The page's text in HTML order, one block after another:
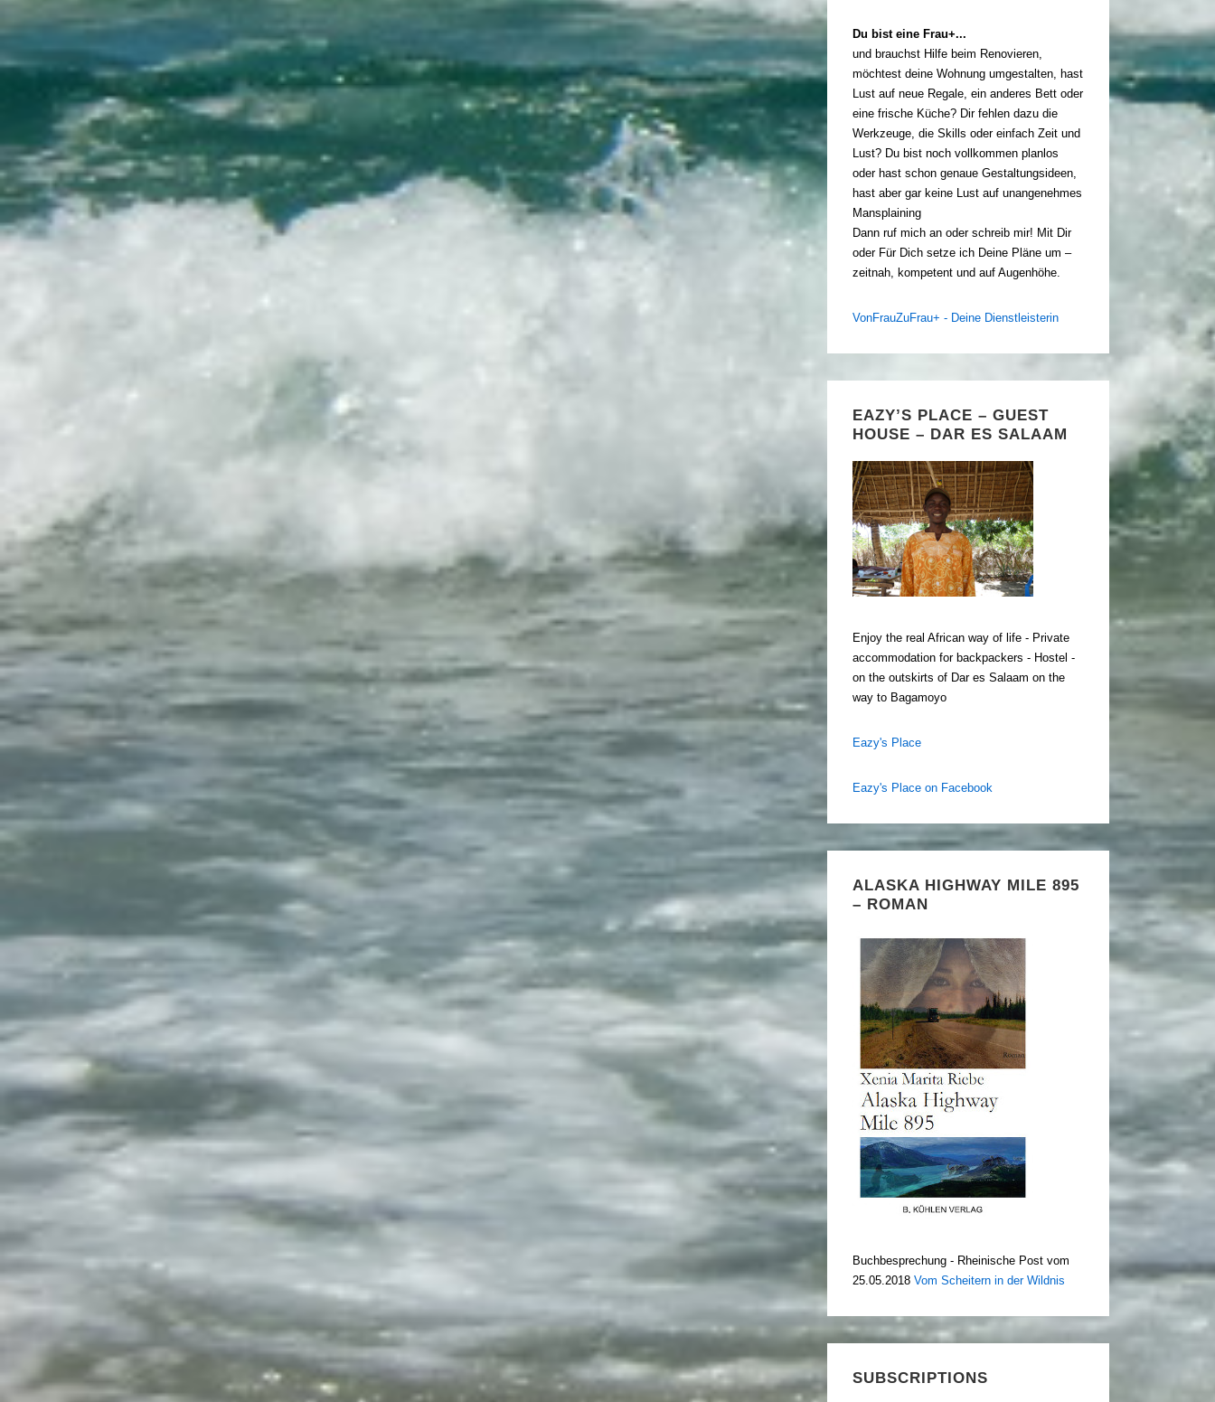
Du bist eine Frau+...
und brauchst Hilfe beim Renovieren,
möchtest deine Wohnung umgestalten, hast
Lust auf neue Regale, ein anderes Bett oder
eine frische Küche? Dir fehlen dazu die
Werkzeuge, die Skills oder einfach Zeit und
Lust? Du bist noch vollkommen planlos
oder hast schon genaue Gestaltungsideen,
hast aber gar keine Lust auf unangenehmes
Mansplaining
Dann ruf mich an oder schreib mir! Mit Dir
oder Für Dich setze ich Deine Pläne um –
zeitnah, kompetent und auf Augenhöhe.
VonFrauZuFrau+ - Deine Dienstleisterin
EAZY’S PLACE – GUEST
HOUSE – DAR ES SALAAM
Enjoy the real African way of life - Private
accommodation for backpackers - Hostel -
on the outskirts of Dar es Salaam on the
way to Bagamoyo
Eazy's Place
Eazy's Place on Facebook
ALASKA HIGHWAY MILE 895
– ROMAN
Buchbesprechung - Rheinische Post vom
25.05.2018 Vom Scheitern in der Wildnis
SUBSCRIPTIONS